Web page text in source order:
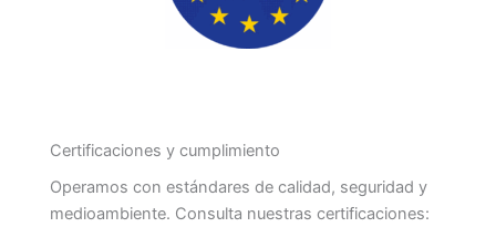
Certificaciones y cumplimiento
Operamos con estándares de calidad, seguridad y
medioambiente. Consulta nuestras certificaciones: